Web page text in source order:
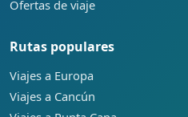
Ofertas de viaje
Rutas populares
Viajes a Europa
Viajes a Cancún